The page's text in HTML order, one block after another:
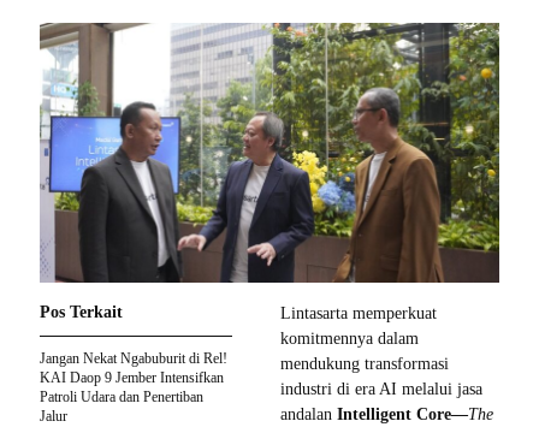
Lintasarta memperkuat
komitmennya dalam
mendukung transformasi
industri di era AI melalui jasa
andalan Intelligent Core—The
Pos Terkait
Jangan Nekat Ngabuburit di Rel!
KAI Daop 9 Jember Intensifkan
Patroli Udara dan Penertiban
Jalur